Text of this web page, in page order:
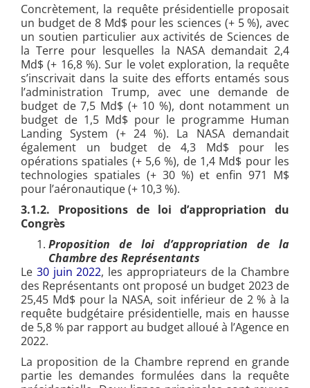
Concrètement, la requête présidentielle proposait
un budget de 8 Md$ pour les sciences (+ 5 %), avec
un soutien particulier aux activités de Sciences de
la Terre pour lesquelles la NASA demandait 2,4
Md$ (+ 16,8 %). Sur le volet exploration, la requête
s’inscrivait dans la suite des efforts entamés sous
l’administration Trump, avec une demande de
budget de 7,5 Md$ (+ 10 %), dont notamment un
budget de 1,5 Md$ pour le programme Human
Landing System (+ 24 %). La NASA demandait
également un budget de 4,3 Md$ pour les
opérations spatiales (+ 5,6 %), de 1,4 Md$ pour les
technologies spatiales (+ 30 %) et enfin 971 M$
pour l’aéronautique (+ 10,3 %).
3.1.2. Propositions de loi d’appropriation du
Congrès
Proposition de loi d’appropriation de la
Chambre des Représentants
Le 30 juin 2022, les appropriateurs de la Chambre
des Représentants ont proposé un budget 2023 de
25,45 Md$ pour la NASA, soit inférieur de 2 % à la
requête budgétaire présidentielle, mais en hausse
de 5,8 % par rapport au budget alloué à l’Agence en
2022.
La proposition de la Chambre reprend en grande
partie les demandes formulées dans la requête